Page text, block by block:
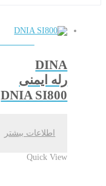
DINA
رله ایمنی
DNIA SI800
اطلاعات بیشتر
Quick View